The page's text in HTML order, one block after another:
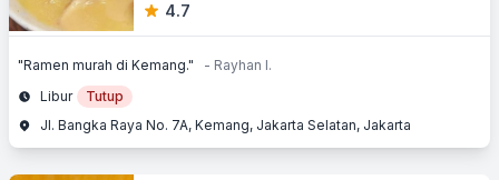
4.7
"Ramen murah di Kemang."
- Rayhan I.
Libur
Tutup
Jl. Bangka Raya No. 7A, Kemang, Jakarta Selatan, Jakarta